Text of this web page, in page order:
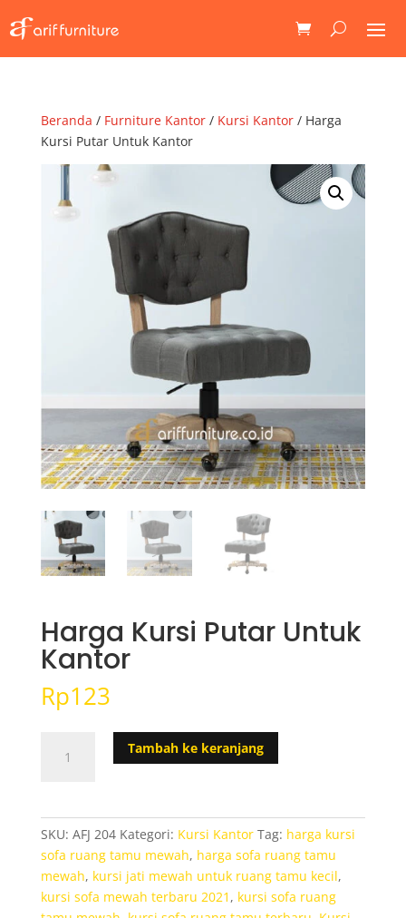
Beranda / Furniture Kantor/ Kursi Kantor/ Harga
Kursi Putar Untuk Kantor
Harga Kursi Putar Untuk
Kantor
Rp123
Harga
Tambah ke keranjang
SKU: AFJ 204 Kategori: Kursi Kantor Tag: harga kursi
sofa ruang tamu mewah, harga sofa ruang tamu
mewah, kursi jati mewah untuk ruang tamu kecil,
kursi sofa mewah terbaru 2021 , kursi sofa ruang